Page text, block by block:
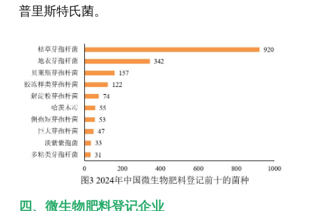
普里斯特氏菌。
四、微生物肥料登记企业